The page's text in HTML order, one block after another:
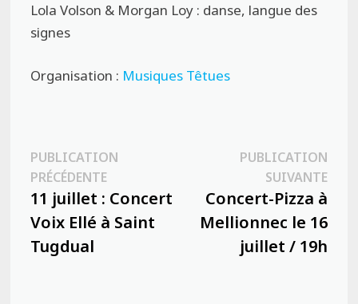
Lola Volson & Morgan Loy : danse, langue des
signes
Organisation : Musiques Têtues
Navigation
de
l’article
PUBLICATION
PRÉCÉDENTEPublication
précédente :
11 juillet : Concert
Voix Ellé à Saint
Tugdual
PUBLICATION
SUIVANTE
Concert-Pizza à
Mellionnec le 16
juillet / 19h